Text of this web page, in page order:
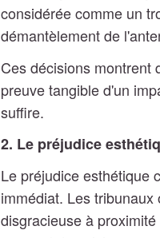
considérée comme un
démantèlement de
Ces décisions montrent
preuve tangible d'un
suffire.
2. Le préjudice
Le préjudice esthétique
immédiat. Les
disgracieuse à